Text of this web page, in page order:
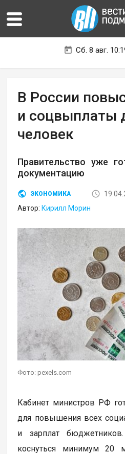
Сб. 8 авг.
В России
и соцвыплаты
человек
Правительство уже
документацию
ЭКОНОМИКА
Автор: Кирилл Морин
Фото: pexels.com
Кабинет министров РФ
для повышения всех
и зарплат
коснуться минимум 20